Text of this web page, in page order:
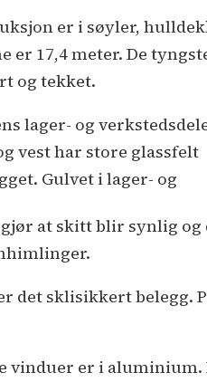
er i søyler,
er 17,4 meter. De
og tekket.
lager- og
vest har store glassfelt
Gulvet i lager- og
at skitt blir synlig
sklisikkert belegg.
er i aluminium.